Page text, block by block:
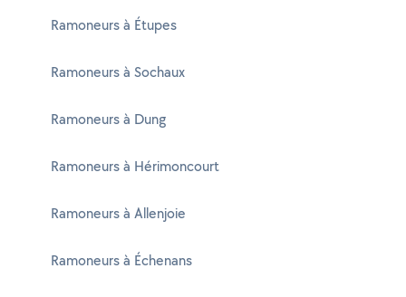
Ramoneurs à Étupes
Ramoneurs à Sochaux
Ramoneurs à Dung
Ramoneurs à Hérimoncourt
Ramoneurs à Allenjoie
Ramoneurs à Échenans